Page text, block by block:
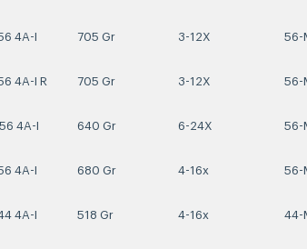
4A-I 705 Gr 3-12X 56-
4A-I R 705 Gr 3-12X 56-
4A-I 640 Gr 6-24X 56-
4A-I 680 Gr 4-16x 56-
4A-I 518 Gr 4-16x 44-